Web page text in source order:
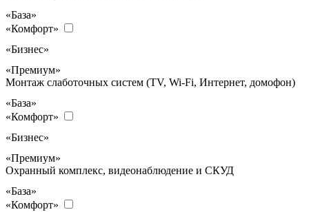
«База»
«Комфорт»
«Бизнес»
«Премиум»
Монтаж слаботочных систем (TV, Wi-Fi, Интернет, домофон)
«База»
«Комфорт»
«Бизнес»
«Премиум»
Охранный комплекс, видеонаблюдение и СКУД
«База»
«Комфорт»